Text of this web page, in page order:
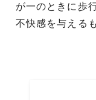
が一のときに歩
不快感を与える